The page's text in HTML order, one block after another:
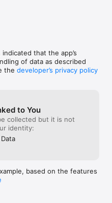
지
을 분석해보세요.
로는
요.
indicated that the app’s
of data as described
the developer’s privacy policy
to You
collected but it is not
identity:
based on the features